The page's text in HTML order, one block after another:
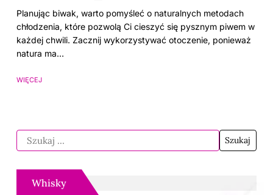
Planując biwak, warto pomyśleć o naturalnych metodach
chłodzenia, które pozwolą Ci cieszyć się pysznym piwem w
każdej chwili. Zacznij wykorzystywać otoczenie, ponieważ
natura ma…
WIĘCEJ
Whisky